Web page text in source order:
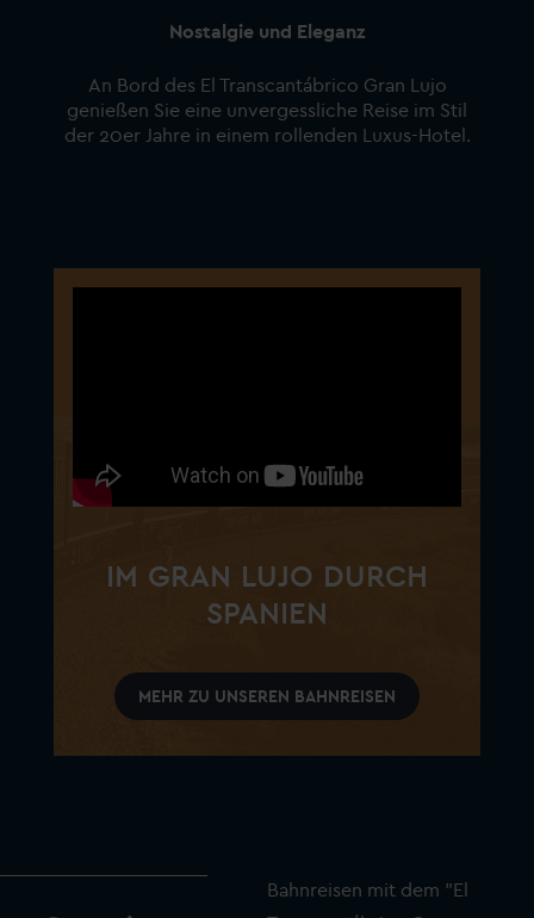
Nostalgie und Eleganz
An Bord des El Transcantábrico Gran Lujo
genießen Sie eine unvergessliche Reise im Stil
der 20er Jahre in einem rollenden Luxus-Hotel.
IM GRAN LUJO DURCH
SPANIEN
MEHR ZU UNSEREN BAHNREISEN
Bahnreisen mit dem "El